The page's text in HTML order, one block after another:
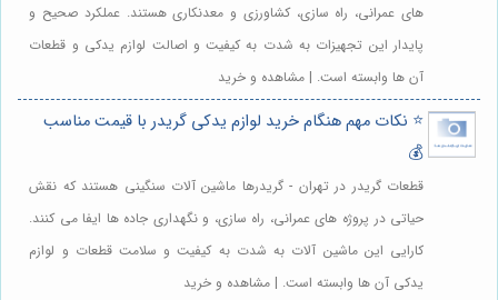
های عمرانی، راه سازی، کشاورزی و معدنکاری هستند. عملکرد صحیح و
پایدار این تجهیزات به شدت به کیفیت و اصالت لوازم یدکی و قطعات
آن ها وابسته است. | مشاهده و خرید
⭐️ نکات مهم هنگام خرید لوازم یدکی گریدر با قیمت مناسب
💰
قطعات گریدر در تهران - گریدرها ماشین آلات سنگینی هستند که نقش
حیاتی در پروژه های عمرانی، راه سازی، و نگهداری جاده ها ایفا می کنند.
کارایی این ماشین آلات به شدت به کیفیت و سلامت قطعات و لوازم
یدکی آن ها وابسته است. | مشاهده و خرید